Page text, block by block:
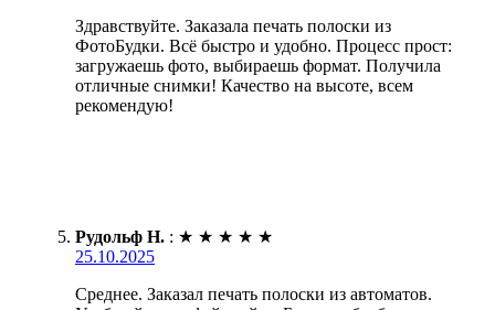
Здравствуйте. Заказала печать полоски из
ФотоБудки. Всё быстро и удобно. Процесс прост:
загружаешь фото, выбираешь формат. Получила
отличные снимки! Качество на высоте, всем
рекомендую!
Рудольф Н. : ★ ★ ★ ★ ★
25.10.2025
Среднее. Заказал печать полоски из автоматов.